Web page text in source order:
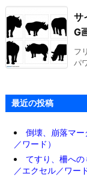
サ
G
フ
パ
最近の投稿
倒壊、崩落マ
／ワード）
てすり、柵へ
／エクセル／ワード